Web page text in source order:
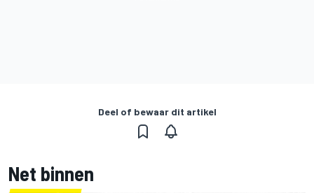
Deel of bewaar dit artikel
Net binnen